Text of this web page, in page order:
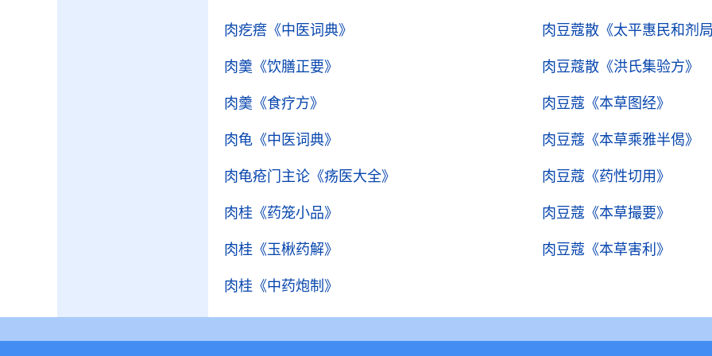
肉疙瘩 《中医词典》 肉豆蔻散 《太平惠民和剂
肉羹 《饮膳正要》 肉豆蔻散 《洪氏集验方》
肉羹 《食疗方》 肉豆蔻 《本草图经》
肉龟 《中医词典》 肉豆蔻 《本草乘雅半偈》
肉龟疮门主论 《疡医大全》 肉豆蔻 《药性切用》
肉桂 《药笼小品》 肉豆蔻 《本草撮要》
肉桂 《玉楸药解》 肉豆蔻 《本草害利》
肉桂 《中药炮制》